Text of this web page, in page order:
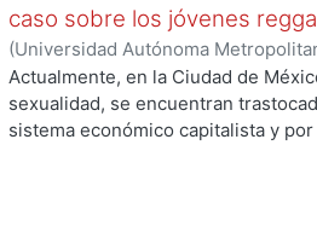
caso sobre los jóvenes
(Universidad Autónoma
de Servicios de Información., 2013-
Actualmente, en la Ciudad de
sexualidad, se encuentran
sistema económico capitalista y